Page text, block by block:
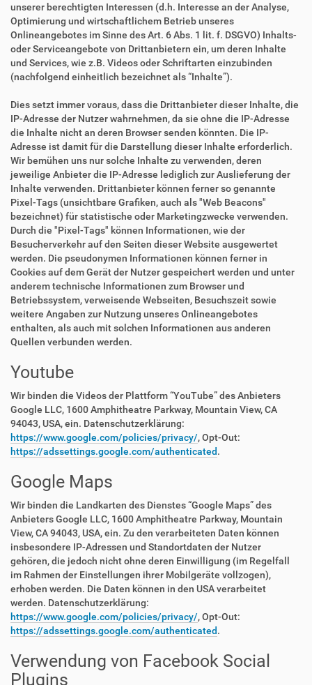
unserer berechtigten Interessen (d.h. Interesse an der Analyse,
Optimierung und wirtschaftlichem Betrieb unseres
Onlineangebotes im Sinne des Art. 6 Abs. 1 lit. f. DSGVO) Inhalts-
oder Serviceangebote von Drittanbietern ein, um deren Inhalte
und Services, wie z.B. Videos oder Schriftarten einzubinden
(nachfolgend einheitlich bezeichnet als “Inhalte”).
Dies setzt immer voraus, dass die Drittanbieter dieser Inhalte, die
IP-Adresse der Nutzer wahrnehmen, da sie ohne die IP-Adresse
die Inhalte nicht an deren Browser senden könnten. Die IP-
Adresse ist damit für die Darstellung dieser Inhalte erforderlich.
Wir bemühen uns nur solche Inhalte zu verwenden, deren
jeweilige Anbieter die IP-Adresse lediglich zur Auslieferung der
Inhalte verwenden. Drittanbieter können ferner so genannte
Pixel-Tags (unsichtbare Grafiken, auch als "Web Beacons"
bezeichnet) für statistische oder Marketingzwecke verwenden.
Durch die "Pixel-Tags" können Informationen, wie der
Besucherverkehr auf den Seiten dieser Website ausgewertet
werden. Die pseudonymen Informationen können ferner in
Cookies auf dem Gerät der Nutzer gespeichert werden und unter
anderem technische Informationen zum Browser und
Betriebssystem, verweisende Webseiten, Besuchszeit sowie
weitere Angaben zur Nutzung unseres Onlineangebotes
enthalten, als auch mit solchen Informationen aus anderen
Quellen verbunden werden.
Youtube
Wir binden die Videos der Plattform “YouTube” des Anbieters
Google LLC, 1600 Amphitheatre Parkway, Mountain View, CA
94043, USA, ein. Datenschutzerklärung:
https://www.google.com/policies/privacy/, Opt-Out:
https://adssettings.google.com/authenticated.
Google Maps
Wir binden die Landkarten des Dienstes “Google Maps” des
Anbieters Google LLC, 1600 Amphitheatre Parkway, Mountain
View, CA 94043, USA, ein. Zu den verarbeiteten Daten können
insbesondere IP-Adressen und Standortdaten der Nutzer
gehören, die jedoch nicht ohne deren Einwilligung (im Regelfall
im Rahmen der Einstellungen ihrer Mobilgeräte vollzogen),
erhoben werden. Die Daten können in den USA verarbeitet
werden. Datenschutzerklärung:
https://www.google.com/policies/privacy/, Opt-Out:
https://adssettings.google.com/authenticated.
Verwendung von Facebook Social
Plugins